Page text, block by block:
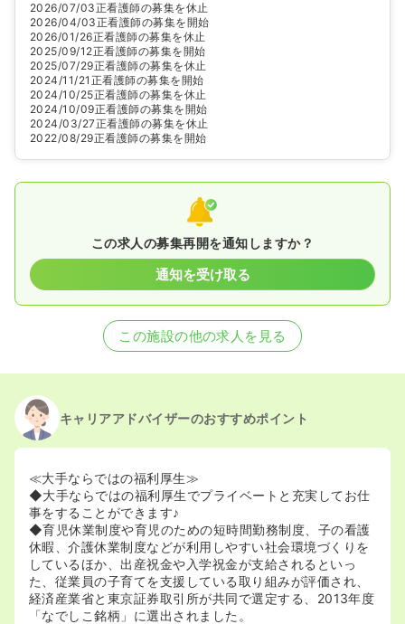
2026/07/03正看護師の募集を休止
2026/04/03正看護師の募集を開始
2026/01/26正看護師の募集を休止
2025/09/12正看護師の募集を開始
2025/07/29正看護師の募集を休止
2024/11/21 正看護師の募集を開始
2024/10/25正看護師の募集を休止
2024/10/09正看護師の募集を開始
2024/03/27正看護師の募集を休止
2022/08/29正看護師の募集を開始
この求人の募集再開を通知しますか？
通知を受け取る
この施設の他の求人を見る
キャリアアドバイザーのおすすめポイント
≪大手ならではの福利厚生≫
◆大手ならではの福利厚生でプライベートと充実してお仕
事をすることができます♪
◆育児休業制度や育児のための短時間勤務制度、子の看護
休暇、介護休業制度などが利用しやすい社会環境づくりを
しているほか、出産祝金や入学祝金が支給されるといっ
た、従業員の子育てを支援している取り組みが評価され、
経済産業省と東京証券取引所が共同で選定する、2013年度
「なでしこ銘柄」に選出されました。